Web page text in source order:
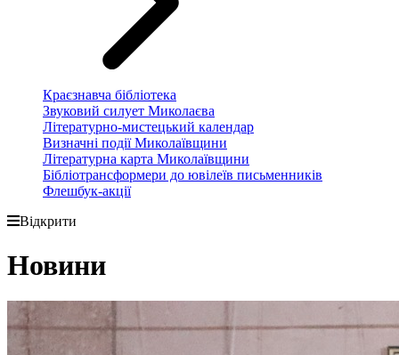
Краєзнавча бібліотека
Звуковий силует Миколаєва
Літературно-мистецький календар
Визначні події Миколаївщини
Літературна карта Миколаївщини
Бібліотрансформери до ювілеїв письменників
Флешбук-акції
Відкрити
Новини